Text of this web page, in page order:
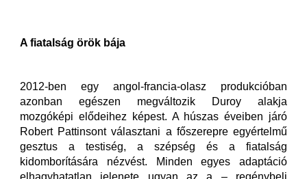
A fiatalság örök bája
2012-ben egy angol-francia-olasz produkcióban
azonban egészen megváltozik Duroy alakja
mozgóképi elődeihez képest. A húszas éveiben járó
Robert Pattinsont választani a főszerepre egyértelmű
gesztus a testiség, a szépség és a fiatalság
kidomborítására nézvést. Minden egyes adaptáció
elhagyhatatlan jelenete ugyan az a – regénybeli